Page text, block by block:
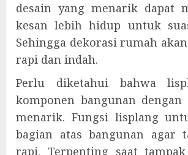
desain yang menarik dapat
kesan lebih hidup untuk
Sehingga dekorasi rumah
rapi dan indah.
Perlu diketahui bahwa
komponen bangunan
menarik. Fungsi lisplang
bagian atas bangunan agar
rapi. Terpenting saat